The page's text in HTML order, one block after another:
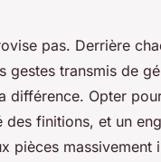
pas. Derrière
gestes transmis de
différence. Opter
finitions, et un
pièces massivement